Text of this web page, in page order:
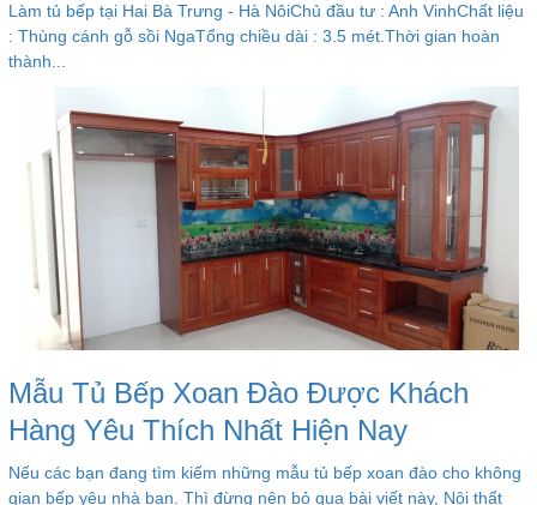
Làm tủ bếp tại Hai Bà Trưng - Hà NôiChủ đầu tư : Anh VinhChất liệu
: Thùng cánh gỗ sồi NgaTổng chiều dài : 3.5 mét.Thời gian hoàn
thành...
Mẫu Tủ Bếp Xoan Đào Được Khách
Hàng Yêu Thích Nhất Hiện Nay
Nếu các bạn đang tìm kiếm những mẫu tủ bếp xoan đào cho không
gian bếp yêu nhà bạn. Thì đừng nên bỏ qua bài viết này, Nội thất